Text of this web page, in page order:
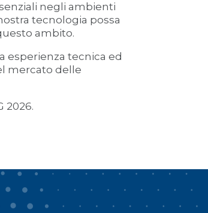
negli ambienti
tecnologia possa
ambito.
esperienza tecnica ed
mercato delle
2026.